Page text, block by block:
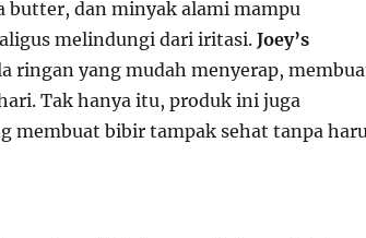
butter, dan minyak alami mampu
melindungi dari iritasi. Joey’s
ringan yang mudah menyerap,
Tak hanya itu, produk ini juga
membuat bibir tampak sehat tanpa